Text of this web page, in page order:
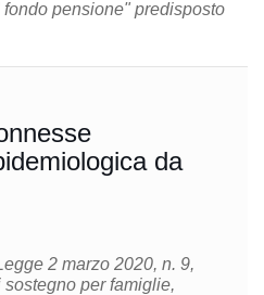
pensione" predisposto
da
2 marzo 2020, n. 9,
per famiglie,